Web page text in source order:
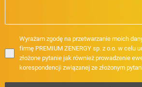
Wyrażam zgodę na przetwarzanie moich
firmę PREMIUM ZENERGY sp. z o.o. w celu
złożone pytanie jak również prowadzenie
korespondencji związanej ze złożonym